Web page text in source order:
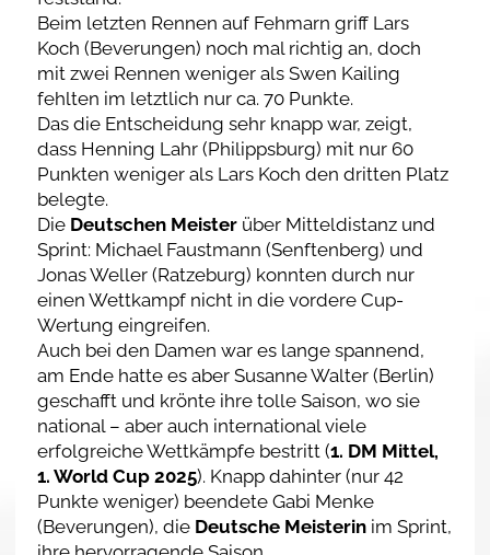
Beim letzten Rennen auf Fehmarn griff Lars
Koch (Beverungen) noch mal richtig an, doch
mit zwei Rennen weniger als Swen Kailing
fehlten im letztlich nur ca. 70 Punkte.
Das die Entscheidung sehr knapp war, zeigt,
dass Henning Lahr (Philippsburg) mit nur 60
Punkten weniger als Lars Koch den dritten Platz
belegte.
Die Deutschen Meisterüber Mitteldistanz und
Sprint: Michael Faustmann (Senftenberg) und
Jonas Weller (Ratzeburg) konnten durch nur
einen Wettkampf nicht in die vordere Cup-
Wertung eingreifen.
Auch bei den Damen war es lange spannend,
am Ende hatte es aber Susanne Walter (Berlin)
geschafft und krönte ihre tolle Saison, wo sie
national – aber auch international viele
erfolgreiche Wettkämpfe bestritt (1. DM Mittel,
1. World Cup 2025). Knapp dahinter (nur 42
Punkte weniger) beendete Gabi Menke
(Beverungen), die Deutsche Meisterinim Sprint,